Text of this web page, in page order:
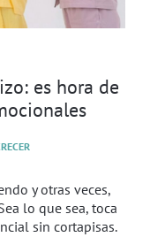
es hora de
y otras veces,
lo que sea, toca
sin cortapisas.